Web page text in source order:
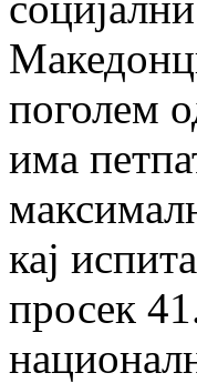
поголем
има
кај
просек